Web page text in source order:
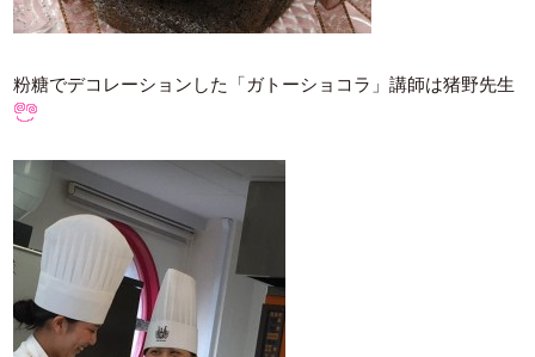
粉糖でデコレーションした「ガトーショコラ」講師は猪野先生